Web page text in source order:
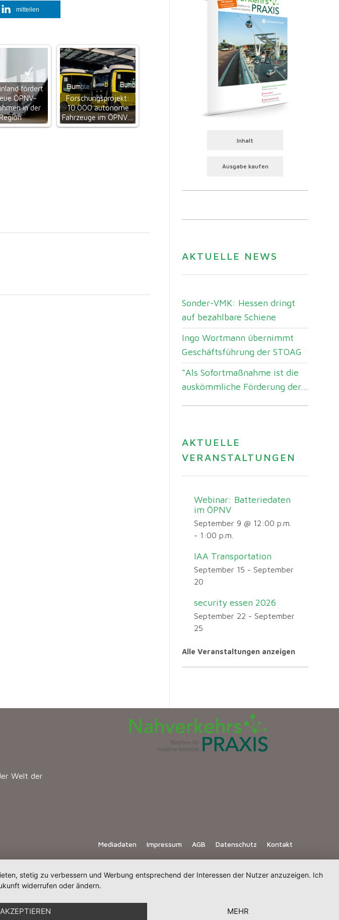
mitteilen
fördert
ÖPNV-
in der
Forschungsprojekt:
10.000 autonome
Fahrzeuge im ÖPNV…
Inhalt
Ausgabe kaufen
AKTUELLE NEWS
Sonder-VMK: Hessen dringt
auf bezahlbare Schiene
Ingo Wortmann übernimmt
Geschäftsführung der STOAG
“Als Sofortmaßnahme ist die
auskömmliche Förderung der...
AKTUELLE
VERANSTALTUNGEN
Webinar: Batteriedaten
im ÖPNV
September 9 @ 12:00 p.m.
- 1:00 p.m.
IAA Transportation
September 15 - September
20
security essen 2026
September 22 - September
25
Alle Veranstaltungen anzeigen
Welt der
Mediadaten Impressum AGB Datenschutz Kontakt
stetig zu verbessern und Werbung entsprechend der Interessen der Nutzer anzuzeigen. Ich
widerrufen oder ändern.
AKZEPTIEREN MEHR